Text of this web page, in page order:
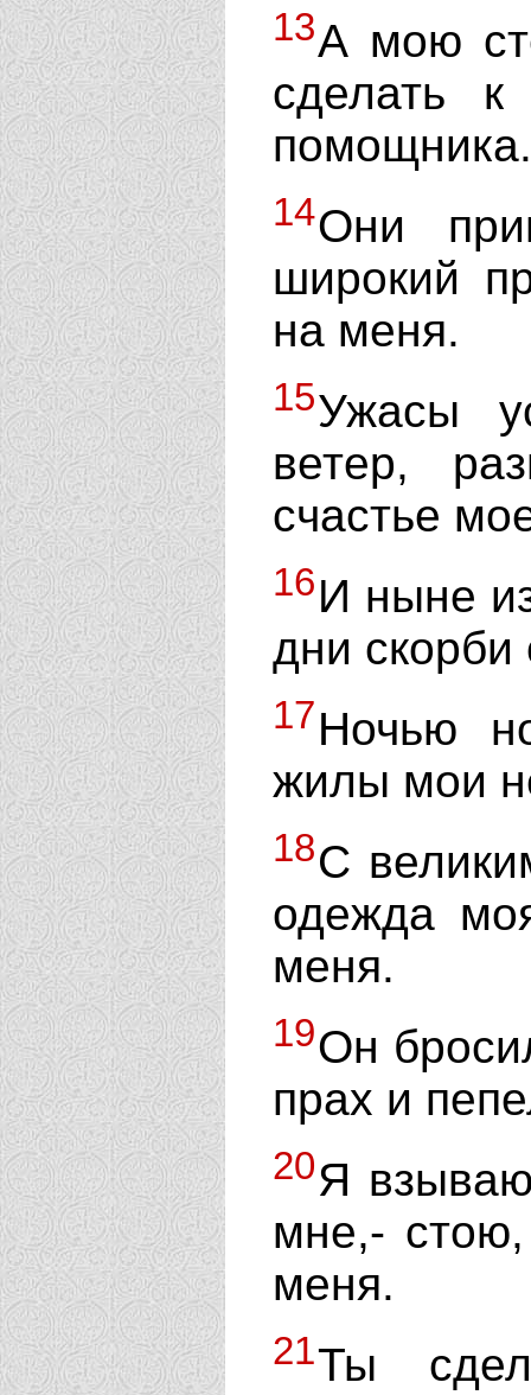
13А мою
сделать
помощника.
14Они
широкий
на меня.
15Ужасы
ветер,
счастье
16И ныне
дни
17Ночью
жилы мои
18С
одежда
меня.
19Он
прах и
20Я
мне,-
меня.
21Ты